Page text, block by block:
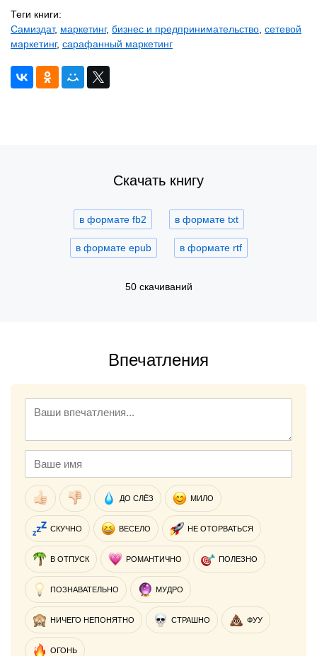
Теги книги:
Самиздат, маркетинг, бизнес и предпринимательство, сетевой
маркетинг, сарафанный маркетинг
Скачать книгу
в формате fb2 в формате txt
в формате epub в формате rtf
50 скачиваний
Впечатления
ДО СЛЁЗ МИЛО
СКУЧНО ВЕСЕЛО НЕ ОТОРВАТЬСЯ
В ОТПУСК РОМАНТИЧНО ПОЛЕЗНО
ПОЗНАВАТЕЛЬНО МУДРО
НИЧЕГО НЕПОНЯТНО СТРАШНО ФУУ
ОГОНЬ